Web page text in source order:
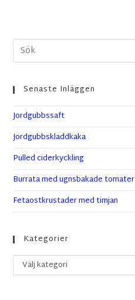
Senaste Inläggen
Jordgubbssaft
Jordgubbskladdkaka
Pulled ciderkyckling
Burrata med ugnsbakade tomater
Fetaostkrustader med timjan
Kategorier
Välj kategori